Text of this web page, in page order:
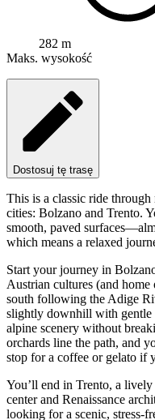
282 m
Maks. wysokość
Dostosuj tę trasę
This is a classic ride
cities: Bolzano and Trento.
smooth, paved
which means a relaxed
Start your journey in
Austrian cultures (and
south following the Adige
slightly downhill with gentle
alpine scenery without
orchards line the path, and
stop for a coffee or gelato if
You’ll end in Trento, a
center and Renaissance
looking for a scenic, stress-